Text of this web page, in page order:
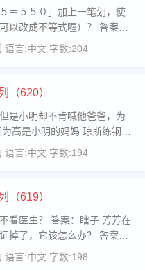
＝５５０」加上一笔划，使
以改成不等式喔）？ 答案：
上一撇即可.(545+5=550) 两
语言:中文 字数:204
（620）
是小明却不肯喊他爸爸，为
小明的妈妈 琼斯练钢
，还有谁给？ 答案：邻居因
语言:中文 字数:194
（619）
医生？ 答案：瞎子 芳芳在
掉了，它该怎么办？ 答案：
语言:中文 字数:198